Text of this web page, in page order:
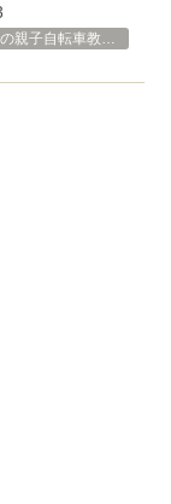
【静岡県】の親子自転車教室・イベント 開催スケジュール一覧